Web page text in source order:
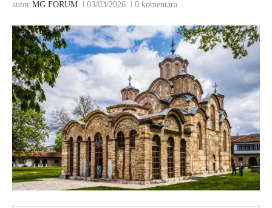
autor MG FORUM 03/03/2026 0 komentara